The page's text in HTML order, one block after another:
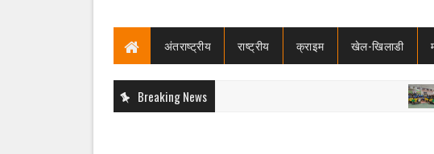
अंतराष्ट्रीय राष्ट्रीय क्राइम खेल-खिलाडी
Breaking News लखनऊ